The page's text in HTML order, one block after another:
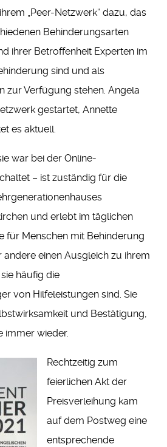
„Peer-Netzwerk“ dazu, das
Behinderungsarten
ihrer Betroffenheit Experten im
sind und als
zur Verfügung stehen. Angela
gestartet, Annette
es aktuell.
war bei der Online-
– ist zuständig für die
und erlebt im täglichen
für Menschen mit Behinderung
einen Ausgleich zu ihrem
häufig die
von Hilfeleistungen sind. Sie
und Bestätigung,
immer wieder.
Rechtzeitig zum
feierlichen Akt der
Preisverleihung kam
auf dem Postweg eine
entsprechende